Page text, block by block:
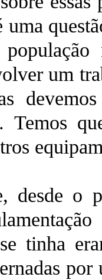
uma
um
Temos
desde o
tinha